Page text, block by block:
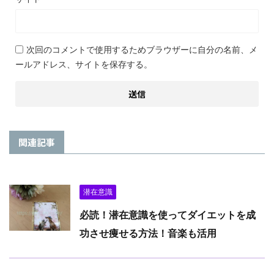
次回のコメントで使用するためブラウザーに自分の名前、メ
ールアドレス、サイトを保存する。
関連記事
潜在意識
必読！潜在意識を使ってダイエットを成
功させ痩せる方法！音楽も活用